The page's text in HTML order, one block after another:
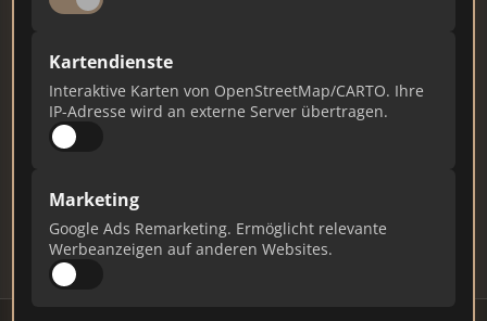
Kartendienste
Interaktive Karten von OpenStreetMap/CARTO. Ihre
IP-Adresse wird an externe Server übertragen.
Marketing
Google Ads Remarketing. Ermöglicht relevante
Werbeanzeigen auf anderen Websites.
Ist das Ihr Unternehmen?
Verifizieren Sie Ihr Profil, bearbeiten Sie Ihre
Updates.
Profil beanspruchen